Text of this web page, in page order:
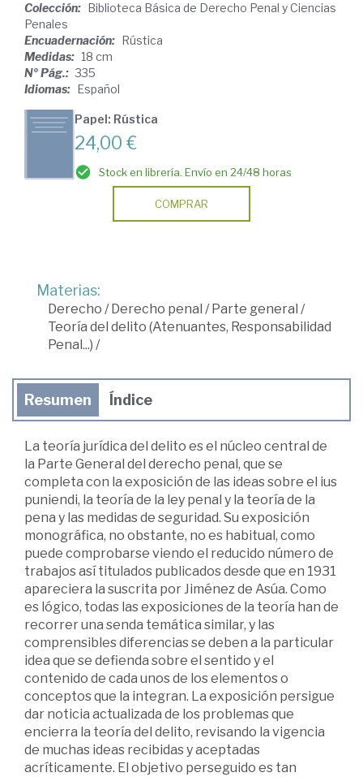
Colección: Biblioteca Básica de Derecho Penal y Ciencias
Penales
Encuadernación: Rústica
Medidas: 18 cm
Nº Pág.: 335
Idiomas: Español
Papel: Rústica
24,00 €
Stock en librería. Envío en 24/48 horas
COMPRAR
Materias:
Derecho /Derecho penal /Parte general /
Teoría del delito (Atenuantes, Responsabilidad
Penal...) /
Resumen Índice
La teoría jurídica del delito es el núcleo central de
la Parte General del derecho penal, que se
completa con la exposición de las ideas sobre el ius
puniendi, la teoría de la ley penal y la teoría de la
pena y las medidas de seguridad. Su exposición
monográfica, no obstante, no es habitual, como
puede comprobarse viendo el reducido número de
trabajos así titulados publicados desde que en 1931
apareciera la suscrita por Jiménez de Asúa. Como
es lógico, todas las exposiciones de la teoría han de
recorrer una senda temática similar, y las
comprensibles diferencias se deben a la particular
idea que se defienda sobre el sentido y el
contenido de cada unos de los elementos o
conceptos que la integran. La exposición persigue
dar noticia actualizada de los problemas que
encierra la teoría del delito, revisando la vigencia
de muchas ideas recibidas y aceptadas
acríticamente. El objetivo perseguido es tan